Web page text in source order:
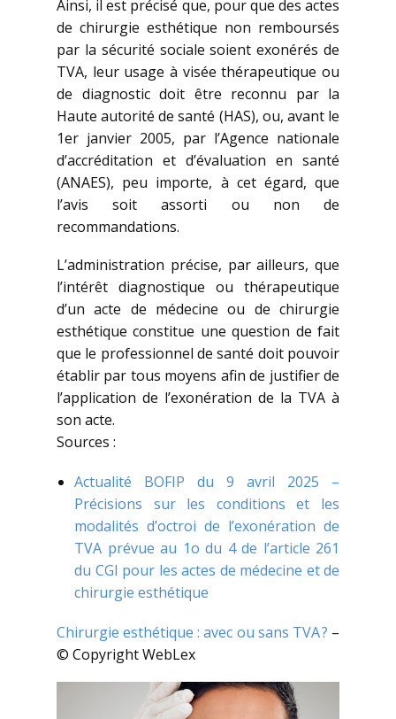
Ainsi, il est précisé que, pour que des actes
de chirurgie esthétique non remboursés
par la sécurité sociale soient exonérés de
TVA, leur usage à visée thérapeutique ou
de diagnostic doit être reconnu par la
Haute autorité de santé (HAS), ou, avant le
1er janvier 2005, par l’Agence nationale
d’accréditation et d’évaluation en santé
(ANAES), peu importe, à cet égard, que
l’avis soit assorti ou non de
recommandations.
L’administration précise, par ailleurs, que
l’intérêt diagnostique ou thérapeutique
d’un acte de médecine ou de chirurgie
esthétique constitue une question de fait
que le professionnel de santé doit pouvoir
établir par tous moyens afin de justifier de
l’application de l’exonération de la TVA à
son acte.
Sources :
Actualité BOFIP du 9 avril 2025 –
Précisions sur les conditions et les
modalités d’octroi de l’exonération de
TVA prévue au 1o du 4 de l’article 261
du CGI pour les actes de médecine et de
chirurgie esthétique
Chirurgie esthétique : avec ou sans TVA ? –
© Copyright WebLex